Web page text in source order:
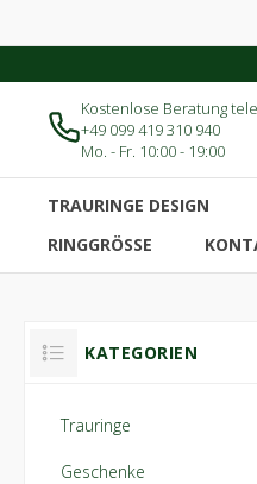
Kostenlose Beratung
+49 099 419 310 940
Mo. - Fr. 10:00 - 19:00
TRAURINGE DESIGN
RINGGRÖSSE
KATEGORIEN
Trauringe
Geschenke